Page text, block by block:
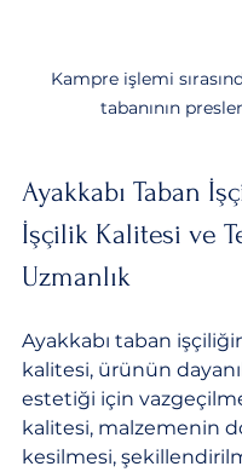
Kampre işlemi
tabanının
Ayakkabı Taban
İşçilik Kalitesi ve
Uzmanlık
Ayakkabı taban
kalitesi, ürünün
estetiği için
kalitesi, malzemenin
kesilmesi,